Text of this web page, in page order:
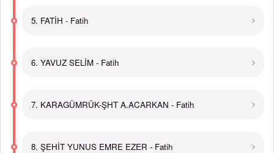
5. FATİH - Fatih
6. YAVUZ SELİM - Fatih
7. KARAGÜMRÜK-ŞHT A.ACARKAN - Fatih
8. ŞEHİT YUNUS EMRE EZER - Fatih